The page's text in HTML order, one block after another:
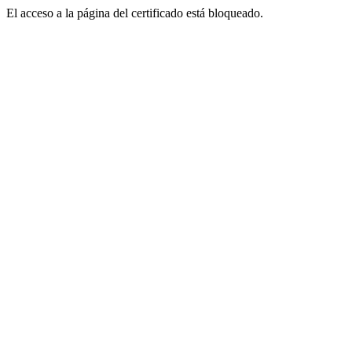
El acceso a la página del certificado está bloqueado.